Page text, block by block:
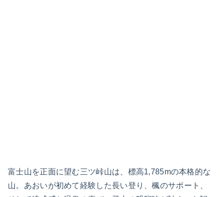
富士山を正面に望む三ツ峠山は、標高1,785mの本格的な
山。あおいが初めて経験した長い登り、楓のサポート、